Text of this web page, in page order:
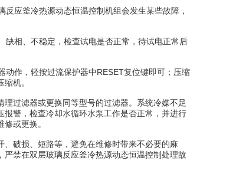
应釜冷热源动态恒温控制机组会发生某些故障，
相、不稳定，检查试电是否正常，待试电正常后
作，轻按过流保护器中RESET复位键即可；压缩
机。
过滤器或更换同等型号的过滤器。系统冷媒不足
警，检查冷却水循环水泵工作是否正常，并进行
或更换。
破损、短路等，避免在维修时带来不必要的麻
禁在双层玻璃反应釜冷热源动态恒温控制处理故